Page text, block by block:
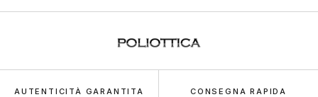
AUTENTICITÀ GARANTITA CONSEGNA RAPIDA